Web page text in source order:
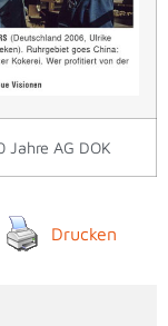
Jahre AG DOK
Drucken